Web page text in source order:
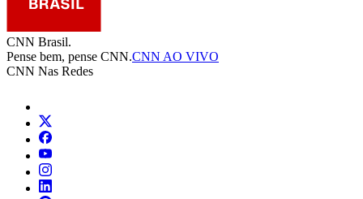
CNN Brasil.
Pense bem, pense CNN.CNN AO VIVO
CNN Nas Redes